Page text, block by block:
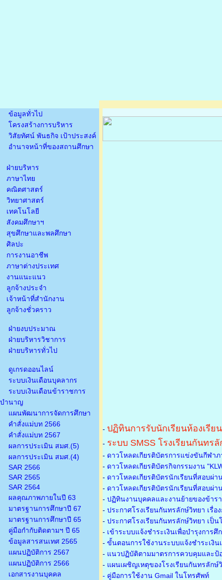
ข้อมูลทั่วไป
โครงสร้างการบริหาร
วิสัยทัศน์ พันธกิจ เป้าประสงค์
อำนาจหน้าที่ของสถานศึกษา
ฝ่ายบริหาร
ภาษาไทย
คณิตศาสตร์
วิทยาศาสตร์
เทคโนโลยี
สังคมศึกษาฯ
สุขศึกษาและพลศึกษา
ศิลปะ
การงานอาชีพ
ภาษาต่างประเทศ
งานแนะแนว
ลูกจ้างประจำ
เจ้าหน้าที่สำนักงาน
ลูกจ้างชั่วคราว
ฝ่ายงบประมาณ
ฝ่ายบริหารวิชาการ
ฝ่ายบริหารทั่วไป
ดูเกรดออนไลน์
ระบบเงินเดือนบุคลากร
ระบบเงินเดือนข้าราชการ
บำนาญ
แผนพัฒนาการจัดการศึกษา
คำสั่งแม่บท 2566
คำสั่งแม่บท 2567
ผลการประเมิน สมศ.(5)
ผลการประเมิน สมศ.(4)
SAR 2566
SAR 2565
SAR 2564
ผลคุณภาพภายในปี 63
มาตรฐานการศึกษาปี 67
มาตรฐานการศึกษาปี 65
คู่มือกำกับติดตามฯ ปี 65
ข้อมูลสารสนเทศ 2565
แผนปฏิบัติการ 2567
แผนปฏิบัติการ 2566
เอกสารงานบุคคล
- ปฏิทินการรับนักเรียนห้องเรีย
- ระบบ SMSS โรงเรียนกันทร
- ดาวโหลดเกียรติบัตรการแข่งขันกีฬา
- ดาวโหลดเกียรติบัตรกิจกรรมงาน
- ดาวโหลดเกียรติบัตรนักเรียนที่สอบผ่
- ดาวโหลดเกียรติบัตรนักเรียนที่สอบผ่
- ปฏิทินงานบุคคลและงานย้ายของข้าร
- ประกาศโรงเรียนกันทรลักษ์วิทยา เรื่
- ประกาศโรงเรียนกันทรลักษ์วิทยา เป็
- เข้าระบบแจ้งชำระเงินเพื่อบำรุงการศึ
- ขั้นตอนการใช้งานระบบแจ้งชำระเงิน
- แนวปฏิบัติตามมาตรการควบคุมและป้
- แผนเผชิญเหตุของโรงเรียนกันทรลัก
- คู่มือการใช้งาน Gmail ในโทรศัพท์